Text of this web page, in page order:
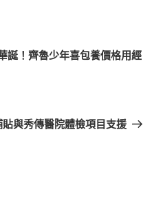
誕！齊魯少年喜包養價格用經
與秀傳醫院體檢項目支援